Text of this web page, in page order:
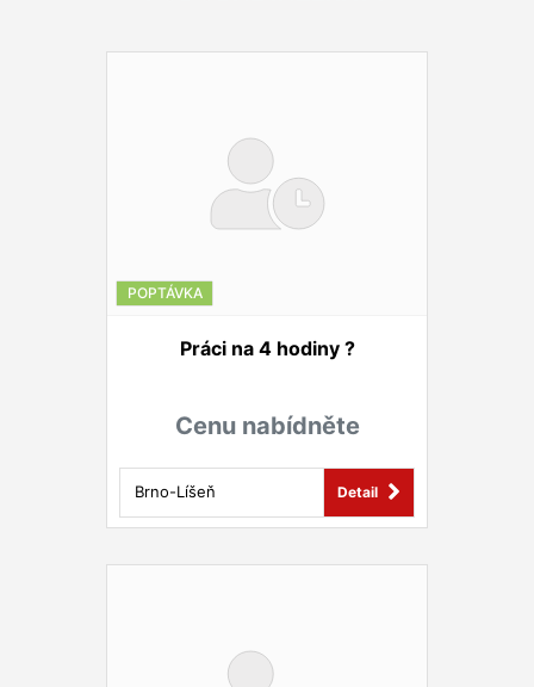
POPTÁVKA
Práci na 4 hodiny ?
Cenu nabídněte
Brno-Líšeň Detail